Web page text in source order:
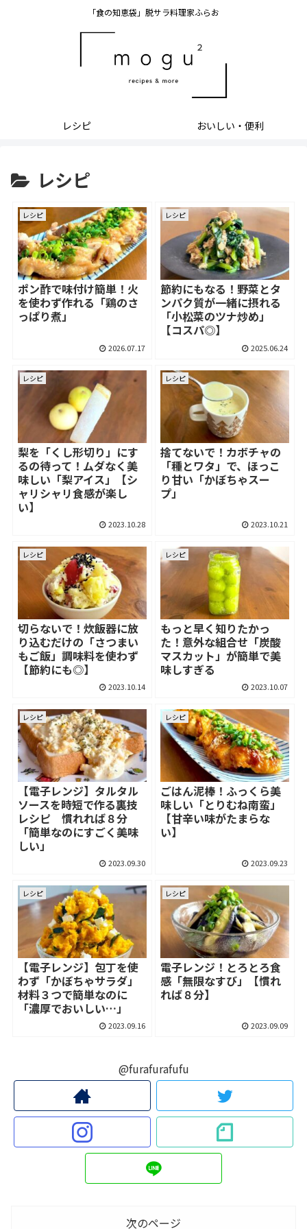
「食の知恵袋」脱サラ料理家ふらお
レシピ おいしい・便利
レシピ
レシピ
ポン酢で味付け簡単！火
を使わず作れる「鶏のさ
っぱり煮」
2026.07.17
レシピ
節約にもなる！野菜とタ
ンパク質が一緒に摂れる
「小松菜のツナ炒め」
【コスパ◎】
2025.06.24
レシピ
梨を「くし形切り」にす
るの待って！ムダなく美
味しい「梨アイス」【シ
ャリシャリ食感が楽し
い】
2023.10.28
レシピ
捨てないで！カボチャの
「種とワタ」で、ほっこ
り甘い「かぼちゃスー
プ」
2023.10.21
レシピ
切らないで！炊飯器に放
り込むだけの「さつまい
もご飯」調味料を使わず
【節約にも◎】
2023.10.14
レシピ
もっと早く知りたかっ
た！意外な組合せ「炭酸
マスカット」が簡単で美
味しすぎる
2023.10.07
レシピ
【電子レンジ】タルタル
ソースを時短で作る裏技
レシピ 慣れれば８分
「簡単なのにすごく美味
しい」
2023.09.30
レシピ
ごはん泥棒！ふっくら美
味しい「とりむね南蛮」
【甘辛い味がたまらな
い】
2023.09.23
レシピ
【電子レンジ】包丁を使
わず「かぼちゃサラダ」
材料３つで簡単なのに
「濃厚でおいしい…」
2023.09.16
レシピ
電子レンジ！とろとろ食
感「無限なすび」【慣れ
れば８分】
2023.09.09
@furafurafufu
次のページ